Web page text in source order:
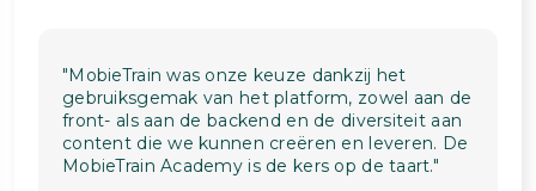
"MobieTrain was onze keuze dankzij het
gebruiksgemak van het platform, zowel aan de
front- als aan de backend en de diversiteit aan
content die we kunnen creëren en leveren. De
MobieTrain Academy is de kers op de taart."